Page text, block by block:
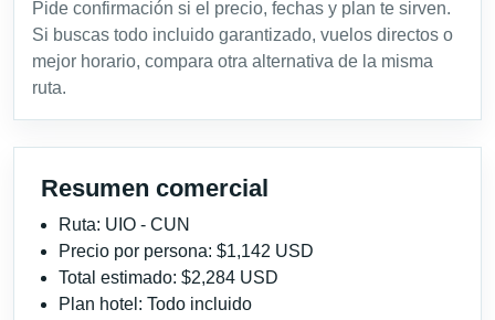
Pide confirmación si el precio, fechas y plan te sirven.
Si buscas todo incluido garantizado, vuelos directos o
mejor horario, compara otra alternativa de la misma
ruta.
Resumen comercial
Ruta: UIO - CUN
Precio por persona: $1,142 USD
Total estimado: $2,284 USD
Plan hotel: Todo incluido